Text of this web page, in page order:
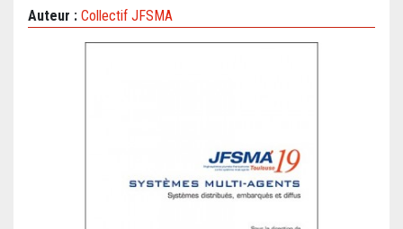
Auteur : Collectif JFSMA